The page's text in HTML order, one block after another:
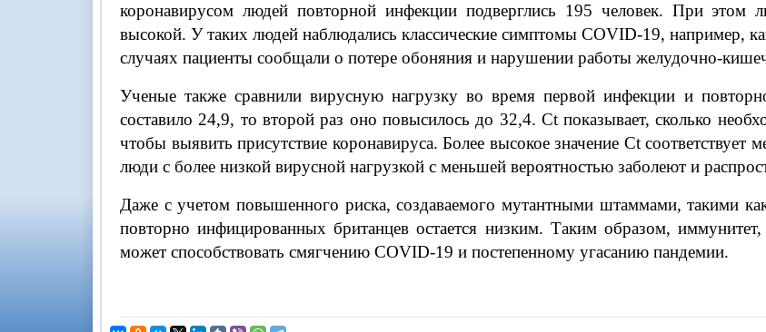
коронавирусом людей повторной инфекции подверглись 195 человек. При этом
высокой. У таких людей наблюдались классические симптомы COVID-19, например,
случаях пациенты сообщали о потере обоняния и нарушении работы желудочно-
Ученые также сравнили вирусную нагрузку во время первой инфекции и
составило 24,9, то второй раз оно повысилось до 32,4. Ct показывает, сколько
чтобы выявить присутствие коронавируса. Более высокое значение Ct
люди с более низкой вирусной нагрузкой с меньшей вероятностью заболеют и
Даже с учетом повышенного риска, создаваемого мутантными штаммами, такими как
повторно инфицированных британцев остается низким. Таким образом,
может способствовать смягчению COVID-19 и постепенному угасанию пандемии.